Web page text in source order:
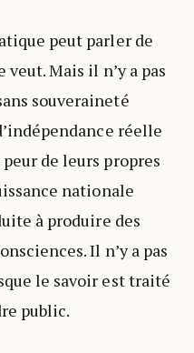
peut parler de
Mais il n’y a pas
souveraineté
réelle
de leurs propres
nationale
à produire des
Il n’y a pas
le savoir est traité
public.